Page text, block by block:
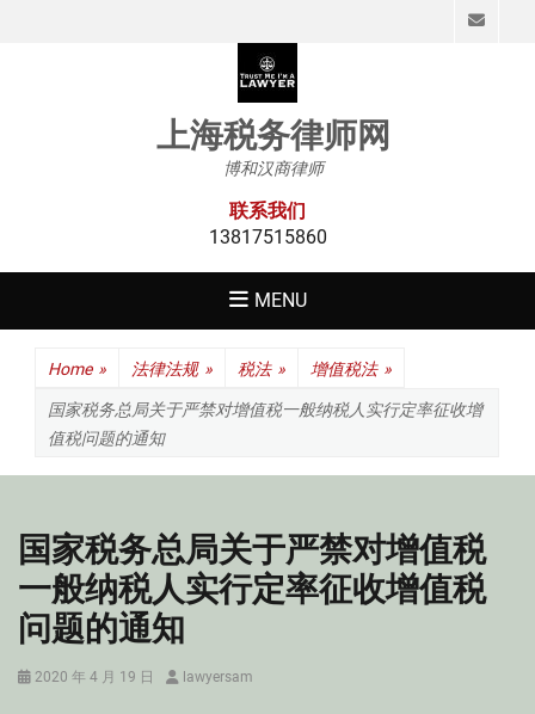
上海税务律师网
博和汉商律师
联系我们
13817515860
MENU
Home » 法律法规 » 税法 » 增值税法 »
国家税务总局关于严禁对增值税一般纳税人实行定率征收增
值税问题的通知
国家税务总局关于严禁对增值税
一般纳税人实行定率征收增值税
问题的通知
Posted
2020 年 4 月 19 日 Authorlawyersam